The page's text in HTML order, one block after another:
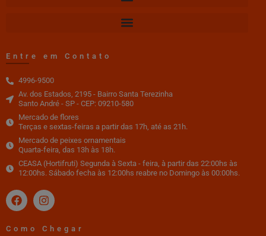
Entre em Contato
4996-9500
Av. dos Estados, 2195 - Bairro Santa Terezinha
Santo André - SP - CEP: 09210-580
Mercado de flores
Terças e sextas-feiras a partir das 17h, até as 21h.
Mercado de peixes ornamentais
Quarta-feira, das 13h às 18h.
CEASA (Hortifruti) Segunda à Sexta - feira, à partir das 22:00hs às
12:00hs. Sábado fecha às 12:00hs reabre no Domingo às 00:00hs.
Como Chegar